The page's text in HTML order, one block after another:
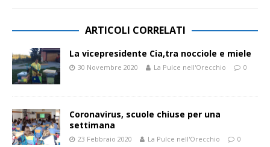
ARTICOLI CORRELATI
La vicepresidente Cia,tra nocciole e miele
30 Novembre 2020 La Pulce nell'Orecchio 0
Coronavirus, scuole chiuse per una
settimana
23 Febbraio 2020 La Pulce nell'Orecchio 0